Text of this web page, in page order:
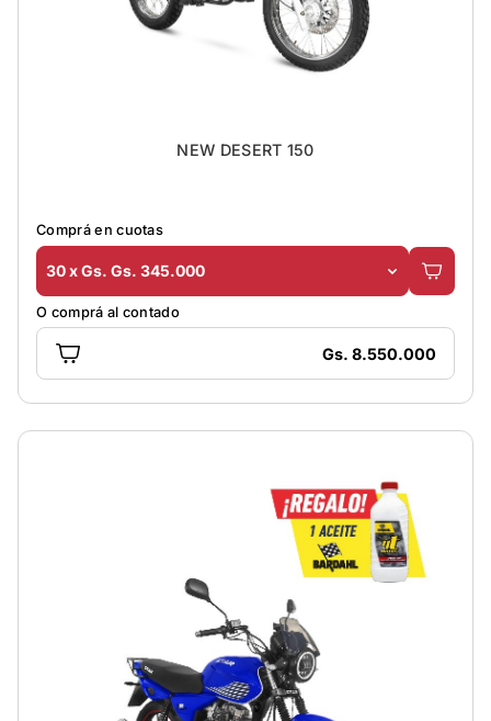
NEW DESERT 150
Comprá en cuotas
30 x Gs. Gs. 345.000
O comprá al contado
Gs. 8.550.000